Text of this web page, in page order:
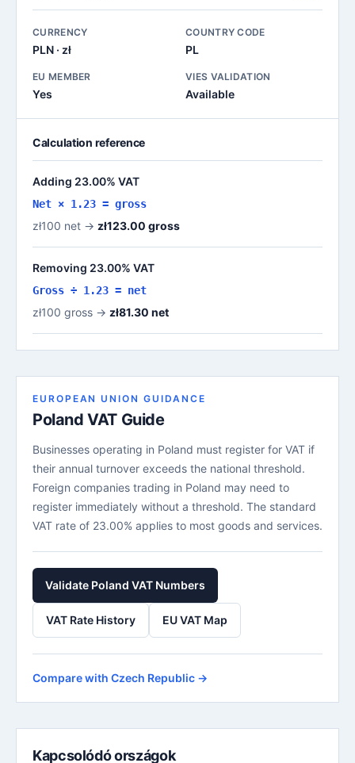
CURRENCY
PLN · zł
COUNTRY CODE
PL
EU MEMBER
Yes
VIES VALIDATION
Available
Calculation reference
Adding 23.00% VAT
Net × 1.23 = gross
zł100 net → zł123.00 gross
Removing 23.00% VAT
Gross ÷ 1.23 = net
zł100 gross → zł81.30 net
EUROPEAN UNION GUIDANCE
Poland VAT Guide
Businesses operating in Poland must register for VAT if
their annual turnover exceeds the national threshold.
Foreign companies trading in Poland may need to
register immediately without a threshold. The standard
VAT rate of 23.00% applies to most goods and services.
Validate Poland VAT Numbers
VAT Rate History EU VAT Map
Compare with Czech Republic →
Kapcsolódó országok